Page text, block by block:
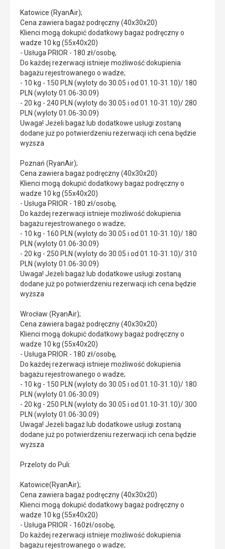
Katowice (RyanAir);
Cena zawiera bagaż podręczny (40x30x20)
Klienci mogą dokupić dodatkowy bagaż podręczny o
wadze 10 kg (55x40x20)
- Usługa PRIOR - 180 zł/osobę,
Do każdej rezerwacji istnieje możliwość dokupienia
bagażu rejestrowanego o wadze;
- 10 kg - 150 PLN (wyloty do 30.05 i od 01.10-31.10)/ 180
PLN (wyloty 01.06-30.09)
- 20 kg - 240 PLN (wyloty do 30.05 i od 01.10-31.10)/ 280
PLN (wyloty 01.06-30.09)
Uwaga! Jeżeli bagaż lub dodatkowe usługi zostaną
dodane już po potwierdzeniu rezerwacji ich cena będzie
wyższa
Poznań (RyanAir);
Cena zawiera bagaż podręczny (40x30x20)
Klienci mogą dokupić dodatkowy bagaż podręczny o
wadze 10 kg (55x40x20)
- Usługa PRIOR - 180 zł/osobę,
Do każdej rezerwacji istnieje możliwość dokupienia
bagażu rejestrowanego o wadze;
- 10 kg - 160 PLN (wyloty do 30.05 i od 01.10-31.10)/ 180
PLN (wyloty 01.06-30.09)
- 20 kg - 250 PLN (wyloty do 30.05 i od 01.10-31.10)/ 310
PLN (wyloty 01.06-30.09)
Uwaga! Jeżeli bagaż lub dodatkowe usługi zostaną
dodane już po potwierdzeniu rezerwacji ich cena będzie
wyższa
Wrocław (RyanAir);
Cena zawiera bagaż podręczny (40x30x20)
Klienci mogą dokupić dodatkowy bagaż podręczny o
wadze 10 kg (55x40x20)
- Usługa PRIOR - 180 zł/osobę,
Do każdej rezerwacji istnieje możliwość dokupienia
bagażu rejestrowanego o wadze;
- 10 kg - 150 PLN (wyloty do 30.05 i od 01.10-31.10)/ 180
PLN (wyloty 01.06-30.09)
- 20 kg - 250 PLN (wyloty do 30.05 i od 01.10-31.10)/ 300
PLN (wyloty 01.06-30.09)
Uwaga! Jeżeli bagaż lub dodatkowe usługi zostaną
dodane już po potwierdzeniu rezerwacji ich cena będzie
wyższa
Przeloty do Puli:
Katowice(RyanAir);
Cena zawiera bagaż podręczny (40x30x20)
Klienci mogą dokupić dodatkowy bagaż podręczny o
wadze 10 kg (55x40x20)
- Usługa PRIOR - 160zł/osobę,
Do każdej rezerwacji istnieje możliwość dokupienia
bagażu rejestrowanego o wadze;